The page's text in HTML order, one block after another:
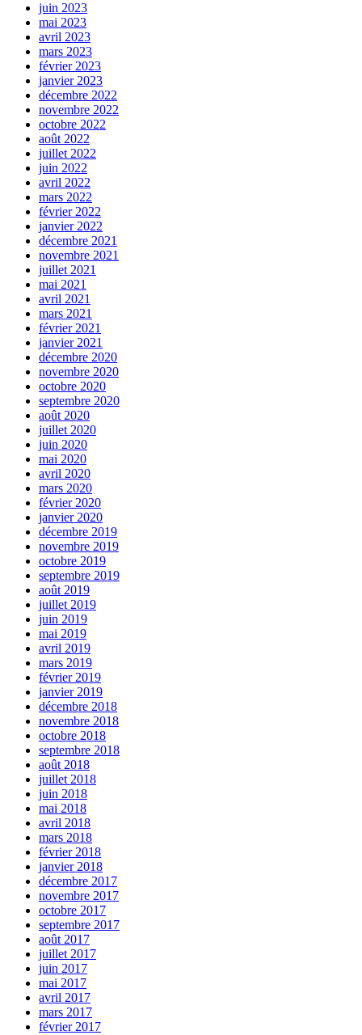
juin 2023
mai 2023
avril 2023
mars 2023
février 2023
janvier 2023
décembre 2022
novembre 2022
octobre 2022
août 2022
juillet 2022
juin 2022
avril 2022
mars 2022
février 2022
janvier 2022
décembre 2021
novembre 2021
juillet 2021
mai 2021
avril 2021
mars 2021
février 2021
janvier 2021
décembre 2020
novembre 2020
octobre 2020
septembre 2020
août 2020
juillet 2020
juin 2020
mai 2020
avril 2020
mars 2020
février 2020
janvier 2020
décembre 2019
novembre 2019
octobre 2019
septembre 2019
août 2019
juillet 2019
juin 2019
mai 2019
avril 2019
mars 2019
février 2019
janvier 2019
décembre 2018
novembre 2018
octobre 2018
septembre 2018
août 2018
juillet 2018
juin 2018
mai 2018
avril 2018
mars 2018
février 2018
janvier 2018
décembre 2017
novembre 2017
octobre 2017
septembre 2017
août 2017
juillet 2017
juin 2017
mai 2017
avril 2017
mars 2017
février 2017